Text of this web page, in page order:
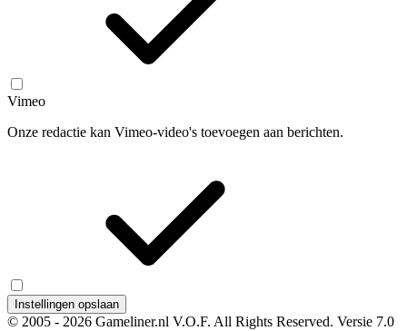
Vimeo
Onze redactie kan Vimeo-video's toevoegen aan berichten.
Instellingen opslaan
© 2005 - 2026 Gameliner.nl V.O.F. All Rights Reserved. Versie 7.0